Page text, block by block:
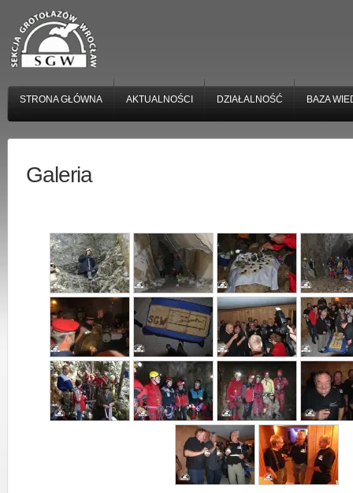
STRONA GŁÓWNA AKTUALNOŚCI DZIAŁALNOŚĆ BAZA
Galeria